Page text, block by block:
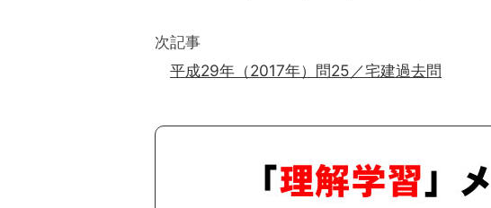
次記事
平成29年（2017年）問25／宅建過去問